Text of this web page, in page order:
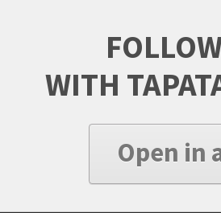
WITH
Open in